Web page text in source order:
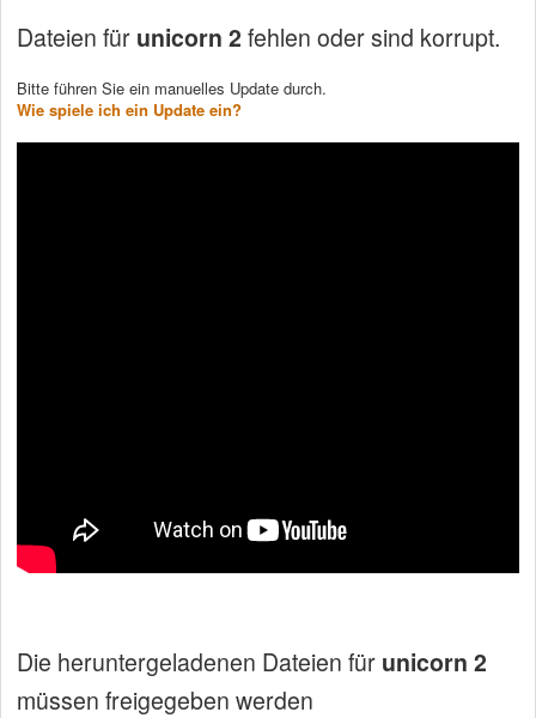
Dateien für unicorn 2 fehlen oder sind korrupt.
Bitte führen Sie ein manuelles Update durch.
Wie spiele ich ein Update ein?
Die heruntergeladenen Dateien für unicorn 2
müssen freigegeben werden